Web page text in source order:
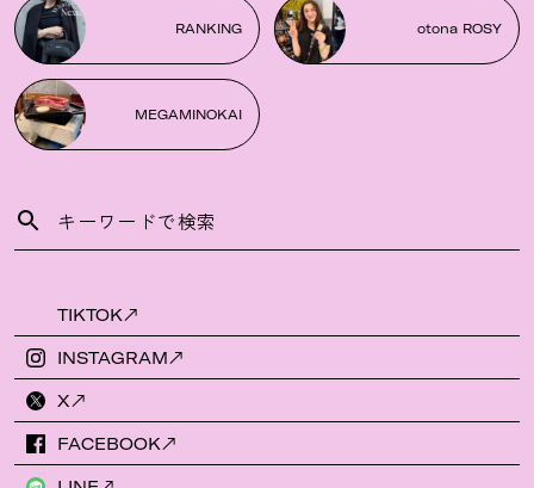
RANKING otona ROSY
MEGAMINOKAI
TIKTOK
INSTAGRAM
X
FACEBOOK